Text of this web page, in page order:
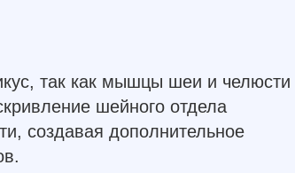
так как мышцы шеи и челюсти
шейного отдела
создавая дополнительное